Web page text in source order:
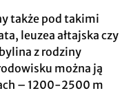
także pod takimi
leuzea ałtajska czy
z rodziny
można ją
– 1200-2500 m